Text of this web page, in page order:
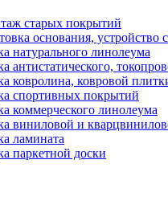
старых покрытий
основания, устройство
натурального линолеума
антистатического,
ковролина, ковровой
спортивных покрытий
коммерческого линолеума
виниловой и
ламината
паркетной доски